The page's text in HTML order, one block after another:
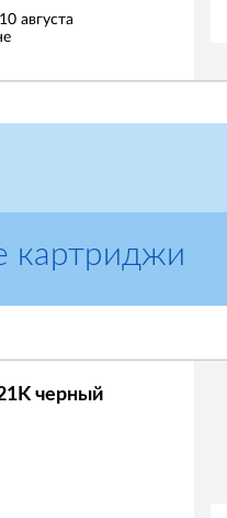
августа
картриджи
черный